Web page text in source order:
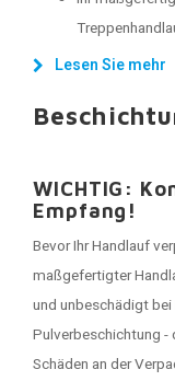
Lesen Sie mehr
WICHTIG:
Empfang!
Bevor Ihr Handlauf
maßgefertigter
und unbeschädigt
Pulverbeschichtung -
Schäden an der